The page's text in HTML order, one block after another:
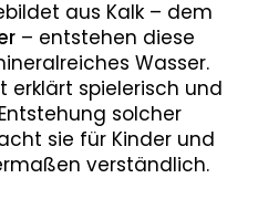
aus Kalk – dem
– entstehen diese
Wasser.
erklärt spielerisch und
solcher
sie für Kinder und
verständlich.